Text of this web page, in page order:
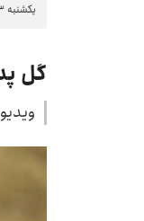
یکشنبه ۱۳ مهر ۱۴۰۴ - ۲۱:۴۷
گل